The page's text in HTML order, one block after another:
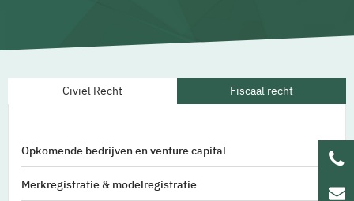
Rechtsgebieden
Werken bij
Civiel Recht Fiscaal recht
Opkomende bedrijven en venture capital
Merkregistratie & modelregistratie